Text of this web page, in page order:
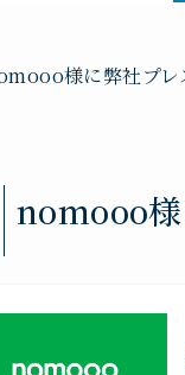
様に弊社プレ
nomooo